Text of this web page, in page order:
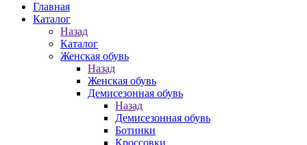
Главная
Каталог
Назад
Каталог
Женская обувь
Назад
Женская обувь
Демисезонная обувь
Назад
Демисезонная обувь
Ботинки
Кроссовки